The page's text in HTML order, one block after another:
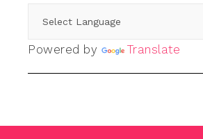
Powered by Translate